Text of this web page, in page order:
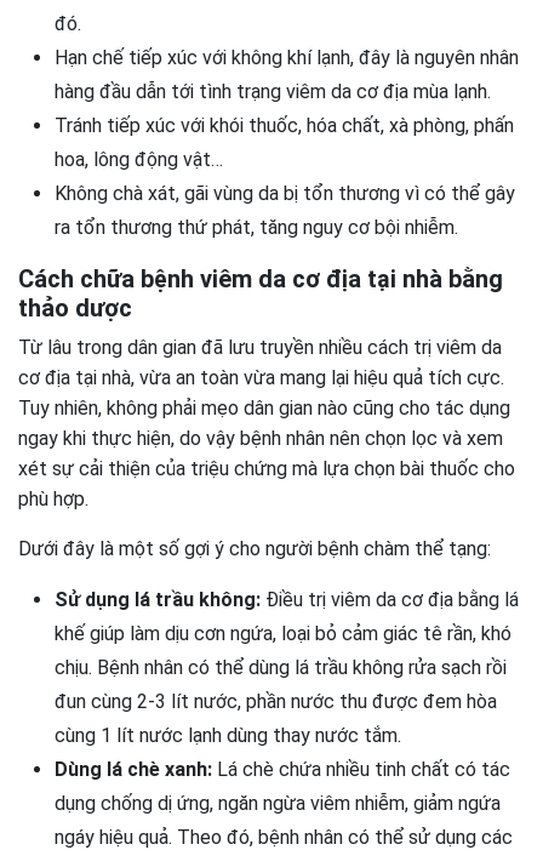
đó.
Hạn chế tiếp xúc với không khí lạnh, đây là nguyên nhân
hàng đầu dẫn tới tình trạng viêm da cơ địa mùa lạnh.
Tránh tiếp xúc với khói thuốc, hóa chất, xà phòng, phấn
hoa, lông động vật…
Không chà xát, gãi vùng da bị tổn thương vì có thể gây
ra tổn thương thứ phát, tăng nguy cơ bội nhiễm.
Cách chữa bệnh viêm da cơ địa tại nhà bằng
thảo dược
Từ lâu trong dân gian đã lưu truyền nhiều cách trị viêm da
cơ địa tại nhà, vừa an toàn vừa mang lại hiệu quả tích cực.
Tuy nhiên, không phải mẹo dân gian nào cũng cho tác dụng
ngay khi thực hiện, do vậy bệnh nhân nên chọn lọc và xem
xét sự cải thiện của triệu chứng mà lựa chọn bài thuốc cho
phù hợp.
Dưới đây là một số gợi ý cho người bệnh chàm thể tạng:
Sử dụng lá trầu không: Điều trị viêm da cơ địa bằng lá
khế giúp làm dịu cơn ngứa, loại bỏ cảm giác tê rần, khó
chịu. Bệnh nhân có thể dùng lá trầu không rửa sạch rồi
đun cùng 2-3 lít nước, phần nước thu được đem hòa
cùng 1 lít nước lạnh dùng thay nước tắm.
Dùng lá chè xanh: Lá chè chứa nhiều tinh chất có tác
dụng chống dị ứng, ngăn ngừa viêm nhiễm, giảm ngứa
ngáy hiệu quả. Theo đó, bệnh nhân có thể sử dụng các